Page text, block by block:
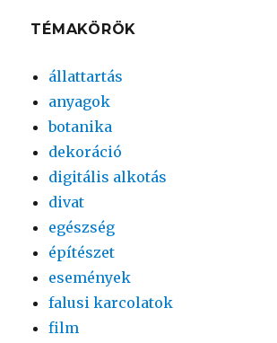
TÉMAKÖRÖK
állattartás
anyagok
botanika
dekoráció
digitális alkotás
divat
egészség
építészet
események
falusi karcolatok
film